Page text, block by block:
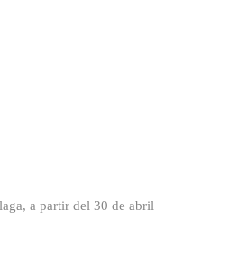
a partir del 30 de abril